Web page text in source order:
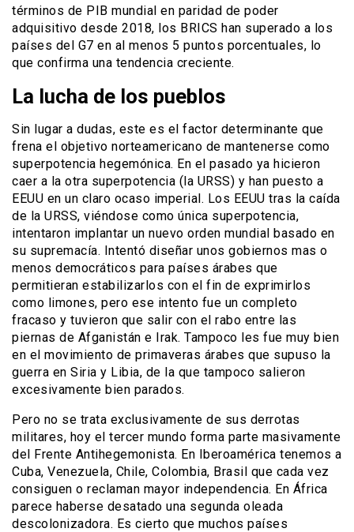
términos de PIB mundial en paridad de poder
adquisitivo desde 2018, los BRICS han superado a los
países del G7 en al menos 5 puntos porcentuales, lo
que confirma una tendencia creciente.
La lucha de los pueblos
Sin lugar a dudas, este es el factor determinante que
frena el objetivo norteamericano de mantenerse como
superpotencia hegemónica. En el pasado ya hicieron
caer a la otra superpotencia (la URSS) y han puesto a
EEUU en un claro ocaso imperial. Los EEUU tras la caída
de la URSS, viéndose como única superpotencia,
intentaron implantar un nuevo orden mundial basado en
su supremacía. Intentó diseñar unos gobiernos mas o
menos democráticos para países árabes que
permitieran estabilizarlos con el fin de exprimirlos
como limones, pero ese intento fue un completo
fracaso y tuvieron que salir con el rabo entre las
piernas de Afganistán e Irak. Tampoco les fue muy bien
en el movimiento de primaveras árabes que supuso la
guerra en Siria y Libia, de la que tampoco salieron
excesivamente bien parados.
Pero no se trata exclusivamente de sus derrotas
militares, hoy el tercer mundo forma parte masivamente
del Frente Antihegemonista. En Iberoamérica tenemos a
Cuba, Venezuela, Chile, Colombia, Brasil que cada vez
consiguen o reclaman mayor independencia. En África
parece haberse desatado una segunda oleada
descolonizadora. Es cierto que muchos países